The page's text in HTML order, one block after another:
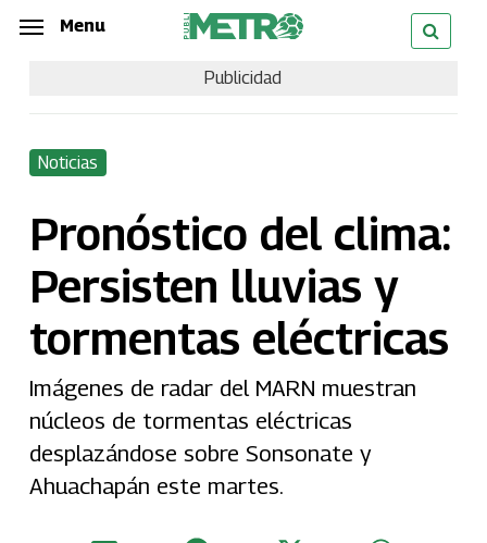
Skip
content
Menu
Publicidad
Noticias
Pronóstico del clima:
Persisten lluvias y
tormentas eléctricas
Imágenes de radar del MARN muestran
núcleos de tormentas eléctricas
desplazándose sobre Sonsonate y
Ahuachapán este martes.
Menu